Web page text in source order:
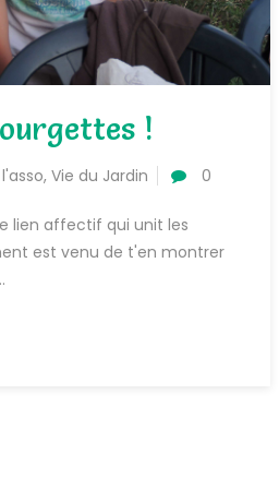
!
, Vie du Jardin 0
lien affectif qui unit les
est venu de t'en montrer